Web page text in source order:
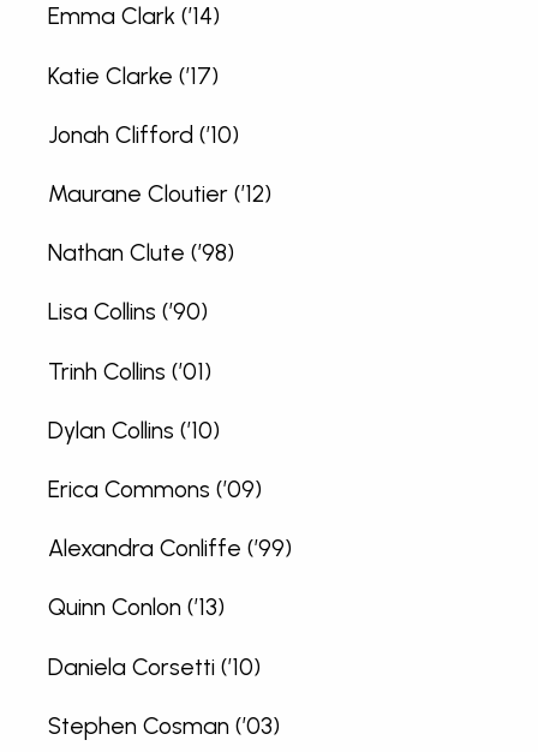
Emma Clark (’14)
Katie Clarke (’17)
Jonah Clifford (’10)
Maurane Cloutier (’12)
Nathan Clute (’98)
Lisa Collins (’90)
Trinh Collins (’01)
Dylan Collins (’10)
Erica Commons (’09)
Alexandra Conliffe (’99)
Quinn Conlon (’13)
Daniela Corsetti (’10)
Stephen Cosman (’03)